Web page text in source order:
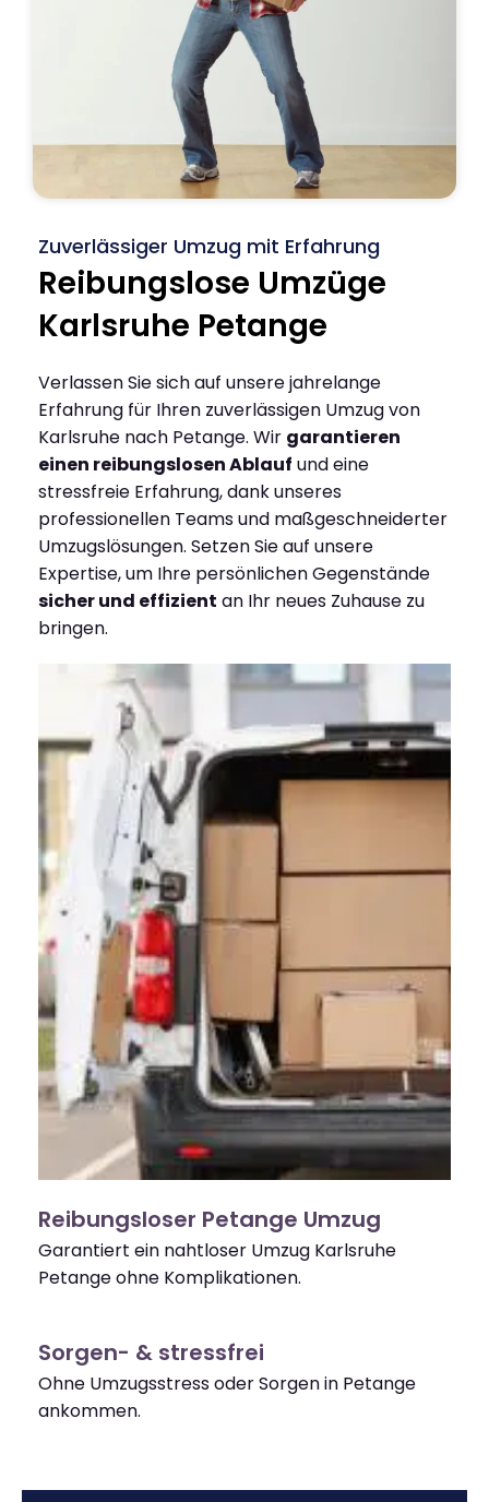
Zuverlässiger Umzug mit Erfahrung
Reibungslose Umzüge
Karlsruhe Petange
Verlassen Sie sich auf unsere jahrelange
Erfahrung für Ihren zuverlässigen Umzug von
Karlsruhe nach Petange. Wir garantieren
einen reibungslosen Ablauf und eine
stressfreie Erfahrung, dank unseres
professionellen Teams und maßgeschneiderter
Umzugslösungen. Setzen Sie auf unsere
Expertise, um Ihre persönlichen Gegenstände
sicher und effizient an Ihr neues Zuhause zu
bringen.
Reibungsloser Petange Umzug
Garantiert ein nahtloser Umzug Karlsruhe
Petange ohne Komplikationen.
Sorgen- & stressfrei
Ohne Umzugsstress oder Sorgen in Petange
ankommen.